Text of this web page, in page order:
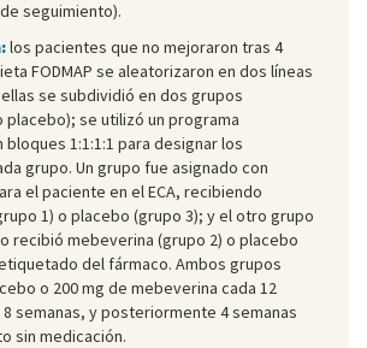
seguimiento).
los pacientes que no mejoraron tras 4
FODMAP se aleatorizaron en dos líneas
se subdividió en dos grupos
placebo); se utilizó un programa
1:1:1:1 para designar los
grupo. Un grupo fue asignado con
el paciente en el ECA, recibiendo
1) o placebo (grupo 3); y el otro grupo
recibió mebeverina (grupo 2) o placebo
del fármaco. Ambos grupos
o 200 mg de mebeverina cada 12
semanas, y posteriormente 4 semanas
sin medicación.